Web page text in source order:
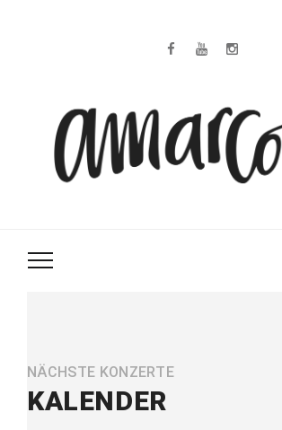
NÄCHSTE KONZERTE
KALENDER